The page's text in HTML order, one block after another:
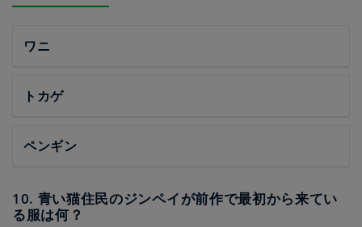
ワニ
トカゲ
ペンギン
10. 青い猫住民のジンペイが前作で最初から来てい
る服は何？